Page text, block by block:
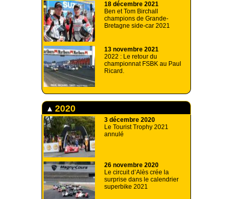
18 décembre 2021
Ben et Tom Birchall
champions de Grande-
Bretagne side-car 2021
13 novembre 2021
2022 : Le retour du
championnat FSBK au Paul
Ricard.
2020
3 décembre 2020
Le Tourist Trophy 2021
annulé
26 novembre 2020
Le circuit d’Alès crée la
surprise dans le calendrier
superbike 2021